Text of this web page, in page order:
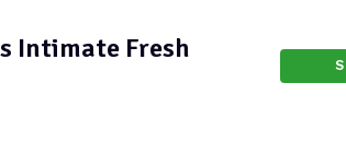
Intimate Fresh